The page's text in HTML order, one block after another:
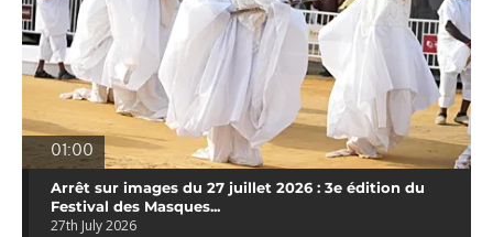
01:00
Arrêt sur images du 27 juillet 2026 : 3e édition du
Festival des Masques...
27th July 2026